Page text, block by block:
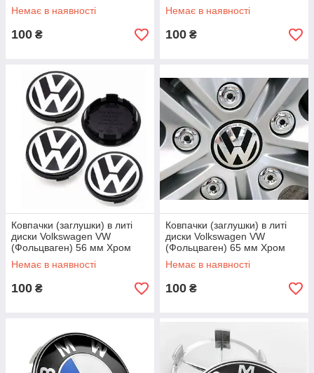
Немає в наявності
100 ₴
Немає в наявності
100 ₴
Ковпачки (заглушки) в литі
диски Volkswagen VW
(Фольцваген) 56 мм Хром
лого, Чорні
Немає в наявності
100 ₴
Ковпачки (заглушки) в литі
диски Volkswagen VW
(Фольцваген) 65 мм Хром
лого, Чорні
Немає в наявності
100 ₴